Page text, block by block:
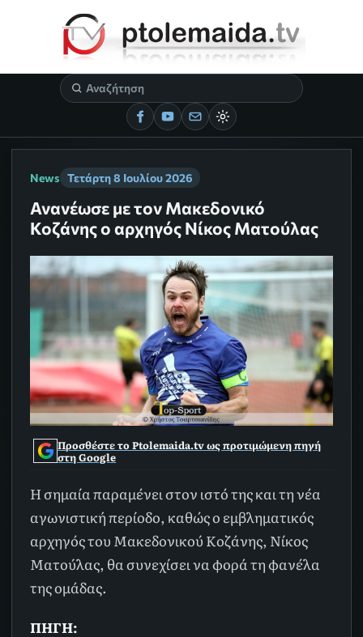
News Τετάρτη 8 Ιουλίου 2026
Ανανέωσε με τον Μακεδονικό
Κοζάνης ο αρχηγός Νίκος Ματούλας
Προσθέστε το Ptolemaida.tv ως προτιμώμενη πηγή
στη Google
Η σημαία παραμένει στον ιστό της και τη νέα
αγωνιστική περίοδο, καθώς ο εμβληματικός
αρχηγός του Μακεδονικού Κοζάνης, Νίκος
Ματούλας, θα συνεχίσει να φορά τη φανέλα
της ομάδας.
ΠΗΓΗ: